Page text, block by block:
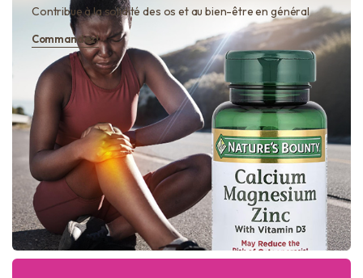
Contribue à la solidité des os et au bien-être en général
Commandez!